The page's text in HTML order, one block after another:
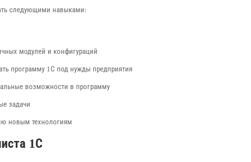
следующими навыками:
модулей и конфигураций
программу 1С под нужды предприятия
возможности в программу
задачи
новым технологиям
1С